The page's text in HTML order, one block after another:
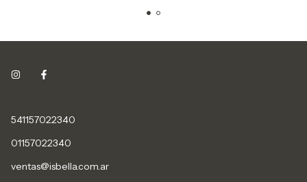
541157022340
01157022340
ventas@isbella.com.ar